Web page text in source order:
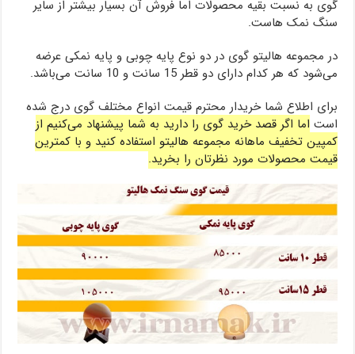
گوی به نسبت بقیه محصولات اما فروش آن بسیار بیشتر از سایر
سنگ نمک هاست.
در مجموعه هالیتو گوی در دو نوع پایه چوبی و پایه نمکی عرضه
می‌شود که هر کدام دارای دو قطر 15 سانت و 10 سانت می‌باشد.
برای اطلاع شما خریدار محترم قیمت انواع مختلف گوی درج شده
است اما اگر قصد خرید گوی را دارید به شما پیشنهاد می‌کنیم از
کمپین تخفیف ماهانه مجموعه هالیتو استفاده کنید و با کمترین
قیمت محصولات مورد نظرتان را بخرید.